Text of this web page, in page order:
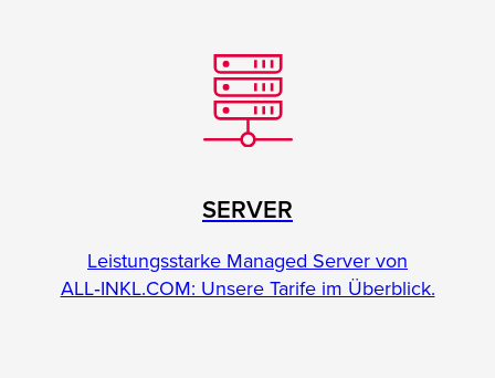
SERVER
Leistungsstarke Managed Server von
ALL‑INKL.COM: Unsere Tarife im Überblick.